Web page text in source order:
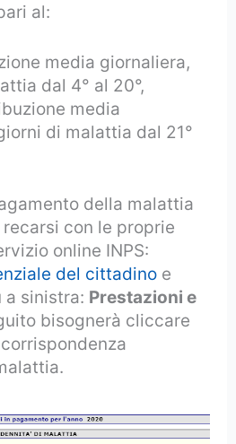
al:
media giornaliera,
dal 4° al 20°,
media
di malattia dal 21°
della malattia
con le proprie
online INPS:
del cittadino e
a sinistra: Prestazioni e
bisognerà cliccare